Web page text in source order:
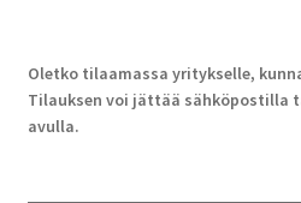
Oletko tilaamassa yritykselle,
Tilauksen voi jättää sähköpostilla
avulla.